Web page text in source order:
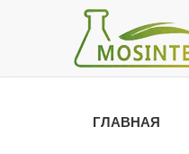
ГЛАВНАЯ